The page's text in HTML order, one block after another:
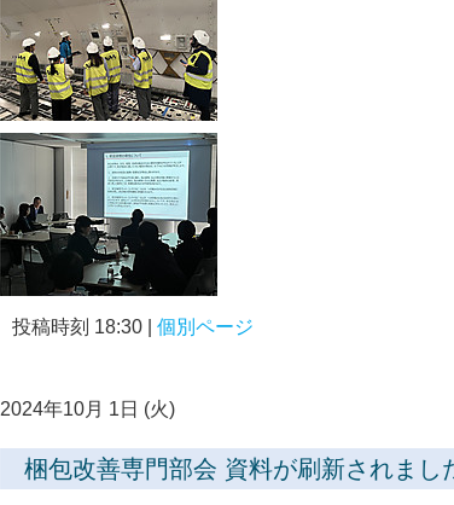
投稿時刻 18:30 個別ページ
2024年10月 1日 (火)
梱包改善専門部会 資料が刷新されまし